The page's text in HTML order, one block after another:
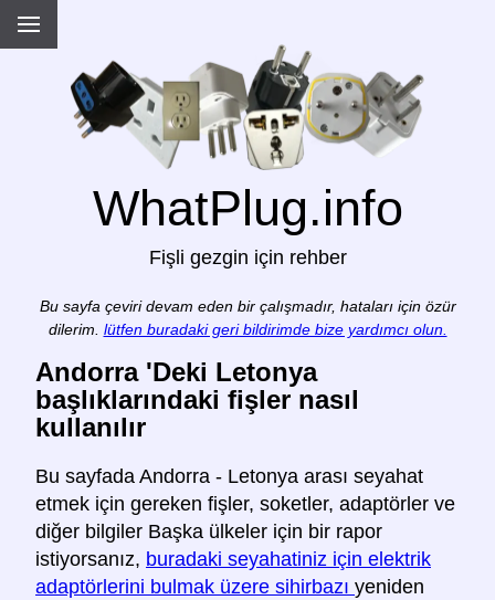
WhatPlug.info
Fişli gezgin için rehber
Bu sayfa çeviri devam eden bir çalışmadır, hataları için özür
dilerim. lütfen buradaki geri bildirimde bize yardımcı olun.
Andorra 'Deki Letonya
başlıklarındaki fişler nasıl
kullanılır
Bu sayfada Andorra - Letonya arası seyahat
etmek için gereken fişler, soketler, adaptörler ve
diğer bilgiler Başka ülkeler için bir rapor
istiyorsanız, buradaki seyahatiniz için elektrik
adaptörlerini bulmak üzere sihirbazı yeniden